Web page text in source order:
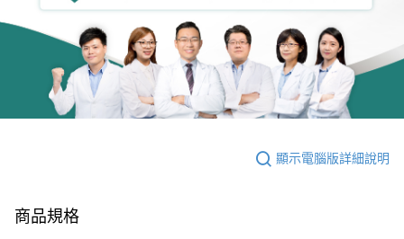
顯示電腦版詳細說明
商品規格